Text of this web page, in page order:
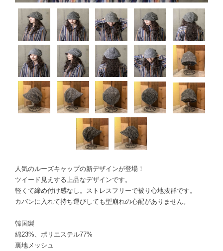
人気のルーズキャップの新デザインが登場！
ツイード見えする上品なデザインです。
軽くて締め付け感なし。ストレスフリーで被り心地抜群です。
カバンに入れて持ち運びしても型崩れの心配がありません。
韓国製
綿23%、ポリエステル77%
裏地メッシュ